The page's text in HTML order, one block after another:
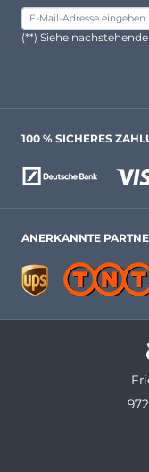
(**) Siehe
100 % SICHERES
ANERKANNTE